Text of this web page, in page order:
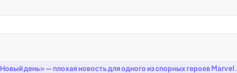
день» — плохая новость для одного из спорных героев Marvel.